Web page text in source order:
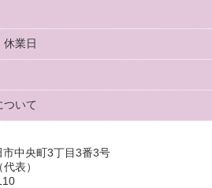
休業日
ついて
中央町3丁目3番3号
代表）